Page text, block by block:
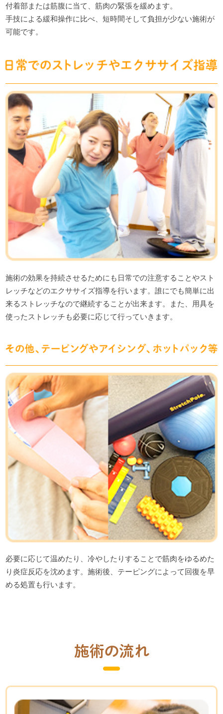
付着部または筋腹に当て、筋肉の緊張を緩めます。
手技による緩和操作に比べ、短時間そして負担が少ない施術が
可能です。
施術の効果を持続させるためにも日常での注意することやスト
レッチなどのエクササイズ指導を行います。誰にでも簡単に出
来るストレッチなので継続することが出来ます。また、用具を
使ったストレッチも必要に応じて行っていきます。
必要に応じて温めたり、冷やしたりすることで筋肉をゆるめた
り炎症反応を沈めます。施術後、テーピングによって回復を早
める処置も行います。